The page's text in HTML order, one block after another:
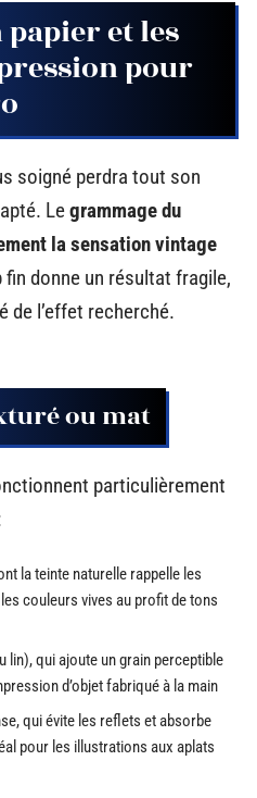
et les
pour
soigné perdra tout son
Legrammage du
la sensation vintage
donne un résultat fragile,
de l’effet recherché.
ou mat
particulièrement
la teinte naturelle rappelle les
couleurs vives au profit de tons
lin), qui ajoute un grain perceptible
d’objet fabriqué à la main
qui évite les reflets et absorbe
pour les illustrations aux aplats